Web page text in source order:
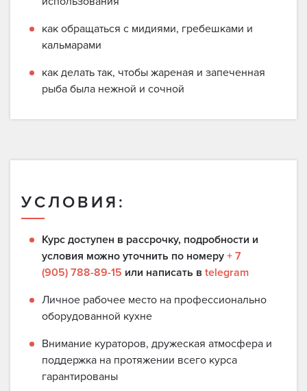
как обращаться с мидиями, гребешками и
кальмарами
как делать так, чтобы жареная и запеченная
рыба была нежной и сочной
УСЛОВИЯ:
Курс доступен в рассрочку, подробности и
условия можно уточнить по номеру + 7
(905) 788-89-15 или написать в telegram
Личное рабочее место на профессионально
оборудованной кухне
Внимание кураторов, дружеская атмосфера и
поддержка на протяжении всего курса
гарантированы